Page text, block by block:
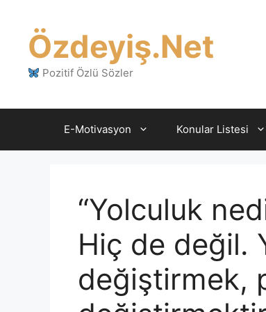
Özdeyiş.Net
Pozitif Özlü Sözler
E-Motivasyon Konular Listesi
“Yolculuk
Hiç de değil.
değiştirmek,